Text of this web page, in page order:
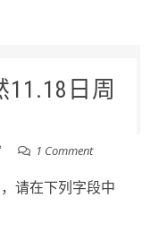
日周
1 Comment
请在下列字段中